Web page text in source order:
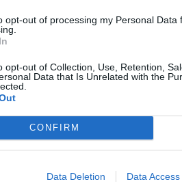
opt-out of processing my Personal Data
opt-out of Collection, Use, Retention,
Data that Is Unrelated with the
CONFIRM
Data Deletion Data Access
τους πελάτες της.
έχουν ήδη προμηθευτεί